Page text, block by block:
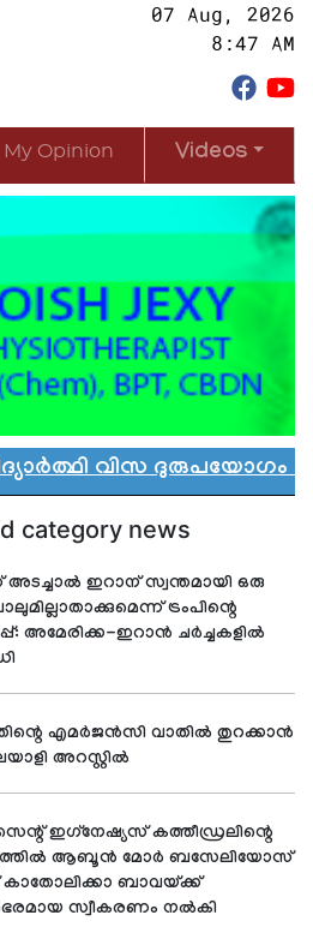
07 Aug, 2026
8:47 AM
My Opinion Videos
വിസ ദുരുപയോഗം ചെയ്ത്
category news
അടച്ചാല്‍ ഇറാന് സ്വന്തമായി ഒരു
ട്രംപിന്റെ
അമേരിക്ക-ഇറാന്‍ ചര്‍ച്ചകളില്‍
എമര്‍ജന്‍സി വാതില്‍ തുറക്കാന്‍
അറസ്റ്റില്‍
ഇഗ്‌നേഷ്യസ് കത്തീഡ്രലിന്റെ
ആബൂന്‍ മോര്‍ ബസേലിയോസ്
ബാവയ്ക്ക്
സ്വീകരണം നല്‍കി